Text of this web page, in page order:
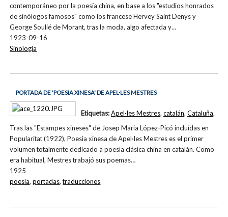
contemporáneo por la poesía china, en base a los "estudios honrados
de sinólogos famosos" como los francese Hervey Saint Denys y
George Soulié de Morant, tras la moda, algo afectada y…
1923-09-16
Sinología
PORTADA DE 'POESIA XINESA' DE APEL·LES MESTRES
Tras las "Estampes xineses" de Josep Maria López-Picó incluídas en
Popularitat (1922), Poesia xinesa de Apel·les Mestres es el primer
volumen totalmente dedicado a poesía clásica china en catalán. Como
era habitual, Mestres trabajó sus poemas…
1925
Etiquetas:Apel·les Mestres, catalán, Cataluña,
poesía,portadas,traducciones